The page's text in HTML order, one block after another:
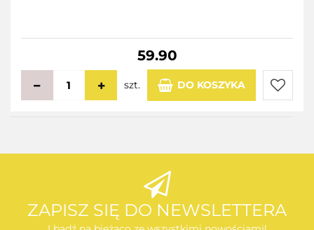
59.90
szt. DO KOSZYKA
Do
ZAPISZ SIĘ DO NEWSLETTERA